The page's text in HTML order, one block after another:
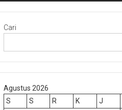
Cari
Agustus 2026
S
S R K J